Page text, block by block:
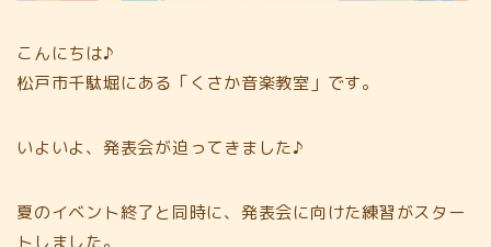
こんにちは♪
松戸市千駄堀にある「くさか音楽教室」です。
いよいよ、発表会が迫ってきました♪
夏のイベント終了と同時に、発表会に向けた練習がスター
トしました。